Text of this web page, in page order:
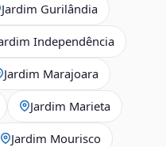
Jardim Gurilândia
Independência
Jardim Marajoara
Jardim Marieta
Jardim Mourisco